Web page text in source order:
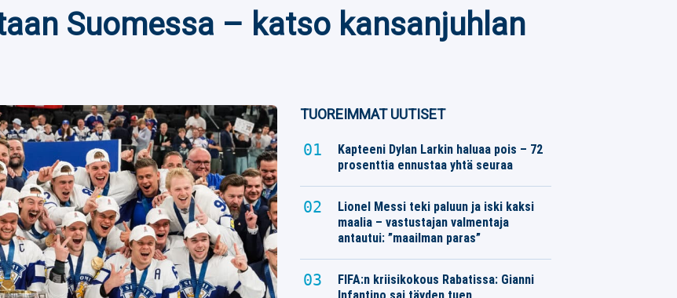
Suomessa – katso kansanjuhlan
TUOREIMMAT UUTISET
Kapteeni Dylan Larkin haluaa pois – 72
prosenttia ennustaa yhtä seuraa
Lionel Messi teki paluun ja iski kaksi
maalia – vastustajan valmentaja
antautui: ”maailman paras”
FIFA:n kriisikokous Rabatissa: Gianni